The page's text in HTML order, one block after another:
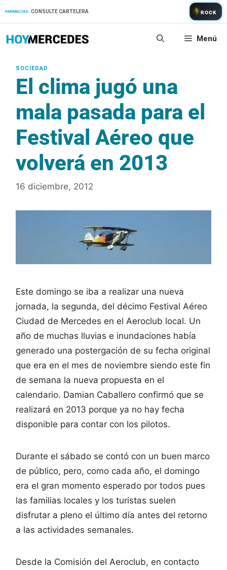
FARMACIAS: CONSULTE CARTELERA ROCK
Menú
El clima jugó una
mala pasada para el
Festival Aéreo que
volverá en 2013
16 diciembre, 2012
Este domingo se iba a realizar una nueva
jornada, la segunda, del décimo Festival Aéreo
Ciudad de Mercedes en el Aeroclub local. Un
año de muchas lluvias e inundaciones había
generado una postergación de su fecha original
que era en el mes de noviembre siendo este fin
de semana la nueva propuesta en el
calendario. Damian Caballero confirmó que se
realizará en 2013 porque ya no hay fecha
disponible para contar con los pilotos.
Durante el sábado se contó con un buen marco
de público, pero, como cada año, el domingo
era el gran momento esperado por todos pues
las familias locales y los turistas suelen
disfrutar a pleno el último día antes del retorno
a las actividades semanales.
Desde la Comisión del Aeroclub, en contacto